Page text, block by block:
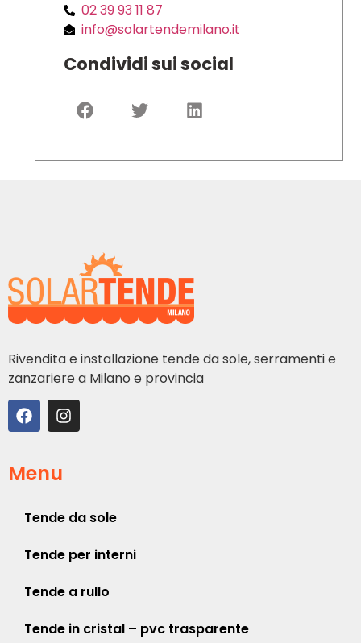
02 39 93 11 87
info@solartendemilano.it
Condividi sui social
Rivendita e installazione tende da sole, serramenti e
zanzariere a Milano e provincia
Menu
Tende da sole
Tende per interni
Tende a rullo
Tende in cristal – pvc trasparente